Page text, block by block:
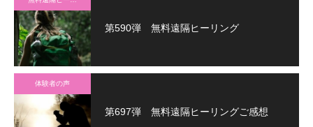
第590弾 無料遠隔ヒーリング
体験者の声
第697弾 無料遠隔ヒーリングご感想